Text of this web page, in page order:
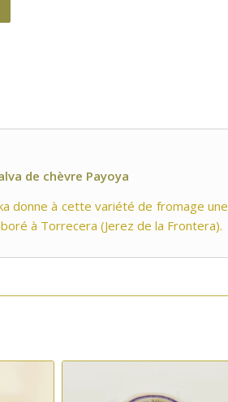
de chèvre Payoya
donne à cette variété de fromage une
à Torrecera (Jerez de la Frontera).